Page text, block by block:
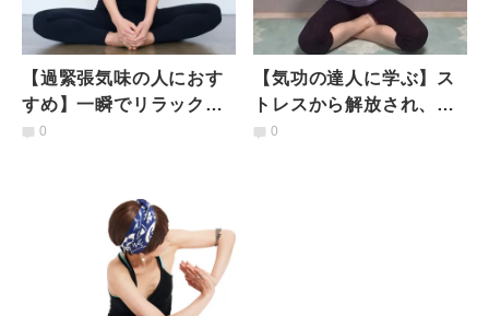
【過緊張気味の人におす
すめ】一瞬でリラックス
できる究極の癒しポーズ
0
【気功の達人に学ぶ】ス
トレスから解放され、心
身の不調が消える「指ヨ
0